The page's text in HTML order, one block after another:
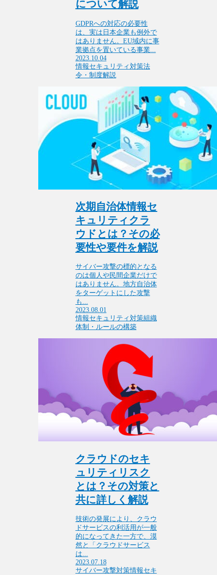
について解説
GDPRへの対応の必要性
は、実は日本企業も例外で
はありません。EU域内に事
業拠点を置いている事業...
2023.10.04
情報セキュリティ対策法
令・制度解説
次期自治体情報セ
キュリティクラ
ウドとは？その必
要性や要件を解説
サイバー攻撃の標的となる
のは個人や民間企業だけで
はありません。地方自治体
をターゲットにした攻撃
も...
2023.08.01
情報セキュリティ対策組織
体制・ルールの構築
クラウドのセキ
ュリティリスク
とは？その対策と
共に詳しく解説
技術の発展により、クラウ
ドサービスの利活用が一般
的になってきた一方で、漠
然と「クラウドサービス
は...
2023.07.18
サイバー攻撃対策情報セキ